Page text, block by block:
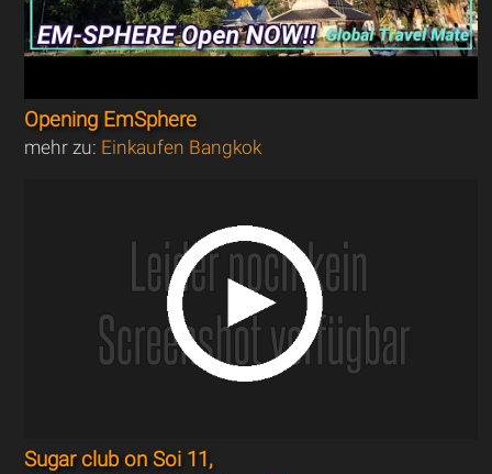
Opening EmSphere
mehr zu: Einkaufen Bangkok
Sugar club on Soi 11,